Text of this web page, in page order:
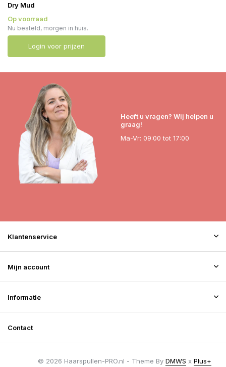
Dry Mud
Op voorraad
Nu besteld, morgen in huis.
Login voor prijzen
Heeft u vragen? Wij helpen u
graag!
Ma-Vr: 09:00 tot 17:00
Klantenservice
Mijn account
Informatie
Contact
© 2026 Haarspullen-PRO.nl - Theme By DMWS x Plus+